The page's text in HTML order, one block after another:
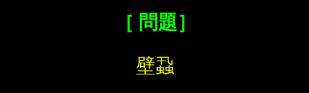
［ 問題］
壁蝨